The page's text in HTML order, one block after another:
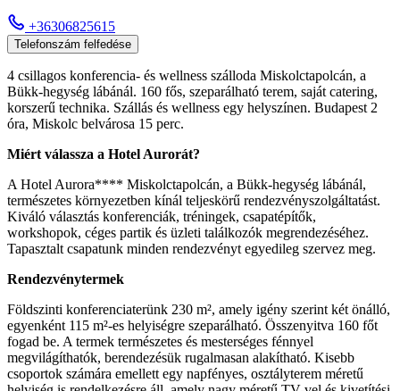
+36306825615
Telefonszám felfedése
4 csillagos konferencia- és wellness szálloda Miskolctapolcán, a
Bükk-hegység lábánál. 160 fős, szeparálható terem, saját catering,
korszerű technika. Szállás és wellness egy helyszínen. Budapest 2
óra, Miskolc belvárosa 15 perc.
Miért válassza a Hotel Aurorát?
A Hotel Aurora**** Miskolctapolcán, a Bükk-hegység lábánál,
természetes környezetben kínál teljeskörű rendezvényszolgáltatást.
Kiváló választás konferenciák, tréningek, csapatépítők,
workshopok, céges partik és üzleti találkozók megrendezéséhez.
Tapasztalt csapatunk minden rendezvényt egyedileg szervez meg.
Rendezvénytermek
Földszinti konferenciaterünk 230 m², amely igény szerint két önálló,
egyenként 115 m²-es helyiségre szeparálható. Összenyitva 160 főt
fogad be. A termek természetes és mesterséges fénnyel
megvilágíthatók, berendezésük rugalmasan alakítható. Kisebb
csoportok számára emellett egy napfényes, osztályterem méretű